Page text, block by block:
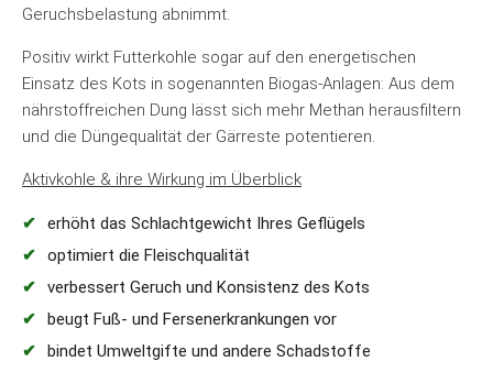
Geruchsbelastung abnimmt.
Positiv wirkt Futterkohle sogar auf den energetischen
Einsatz des Kots in sogenannten Biogas-Anlagen: Aus dem
nährstoffreichen Dung lässt sich mehr Methan herausfiltern
und die Düngequalität der Gärreste potentieren.
Aktivkohle & ihre Wirkung im Überblick
erhöht das Schlachtgewicht Ihres Geflügels
optimiert die Fleischqualität
verbessert Geruch und Konsistenz des Kots
beugt Fuß- und Fersenerkrankungen vor
bindet Umweltgifte und andere Schadstoffe